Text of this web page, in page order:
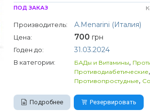
ПОД ЗАКАЗ
Производитель: A.Menarini (Италия)
Цена: 700 грн
Годен до: 31.03.2024
В категории: БАДы и Витамины,
Противодиабетические,
Противопростудные,
Подробнее Резервировать